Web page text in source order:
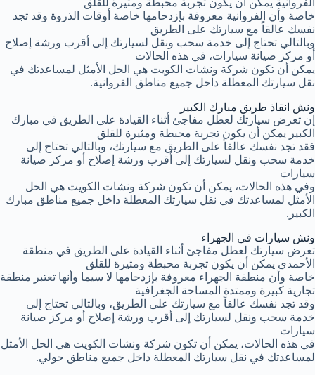
الفروانية يمكن أن يكون تجربة محبطة ومثيرة للقلق
خاصة وأن الفروانية معروفة بإزدحامها خاصة أوقات الذروة وقد تجد
نفسك عالقاً مع سيارتك على الطريق
وبالتالي تحتاج إلى خدمة سحب ونقل لسيارتك إلى أقرب ورشة إصلاح
أو مركز صيانة سيارات، في هذه الحالات
يمكن أن تكون شركة ونشات الكويت هي الحل الأمثل لمساعدتك في
نقل سيارتك المعطلة داخل جميع مناطق الفروانية.
ونش انقاذ طريق مبارك الكبير
إن تعرض سيارتك لعطل مفاجئ أثناء القيادة على الطريق في مبارك
الكبير يمكن أن يكون تجربة محبطة ومثيرة للقلق
فقد تجد نفسك عالقاً على الطريق مع سيارتك، وبالتالي تحتاج إلى
خدمة سحب ونقل لسيارتك إلى أقرب ورشة إصلاح أو مركز صيانة
سيارات
وفي هذه الحالات، يمكن أن تكون شركة ونشات الكويت هي الحل
الأمثل لمساعدتك في نقل سيارتك المعطلة داخل جميع مناطق مبارك
الكبير.
ونش سيارات في الجهراء
تعرض سيارتك لعطل مفاجئ أثناء القيادة على الطريق في منطقة
الأحمدي يمكن أن يكون تجربة محبطة ومثيرة للقلق
خاصة وأن منطقة الجهراء معروفة بإزدحامها لا سيما وأنها تعتبر منطقة
تجارية كبيرة وممتدة المساحة الجغرافية
وقد تجد نفسك عالقاً مع سيارتك على الطريق، وبالتالي تحتاج إلى
خدمة سحب ونقل لسيارتك إلى أقرب ورشة إصلاح أو مركز صيانة
سيارات
في هذه الحالات، يمكن أن تكون شركة ونشات الكويت هي الحل الأمثل
لمساعدتك في نقل سيارتك المعطلة داخل جميع مناطق حولي.